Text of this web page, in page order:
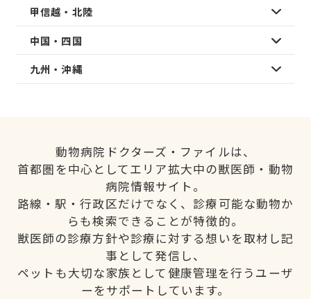
甲信越・北陸
中国・四国
九州・沖縄
動物病院ドクターズ・ファイルは、
首都圏を中心としてエリア拡大中の獣医師・動物
病院情報サイト。
路線・駅・行政区だけでなく、診療可能な動物か
らも検索できることが特徴的。
獣医師の診療方針や診療に対する想いを取材し記
事として発信し、
ペットも大切な家族として健康管理を行うユーザ
ーをサポートしています。